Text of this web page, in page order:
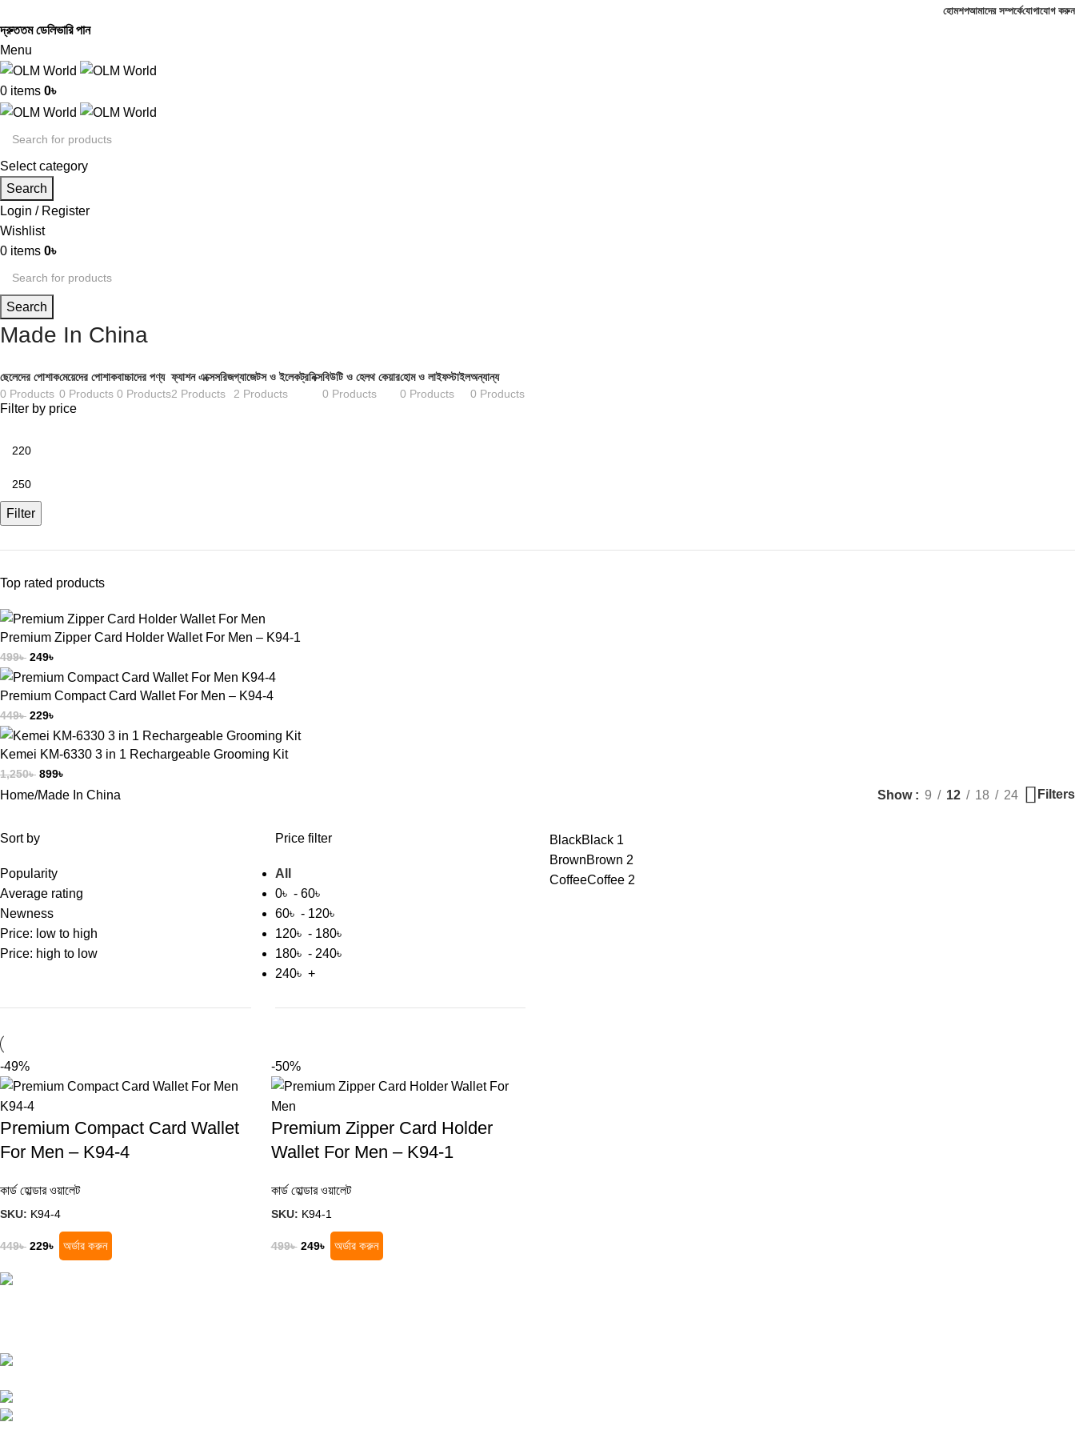
হোমশপআমাদের সম্পর্কেযোগাযোগ করুন
দ্রুততম ডেলিভারি পান
Menu
0 items 0৳
Select category
Search
Login / Register
Wishlist
0 items 0৳
Search
Made In China
ছেলেদের পোশাক
0 Products
মেয়েদের পোশাক
0 Products
বাচ্চাদের পণ্য
0 Products
ফ্যাশন এক্সেসরিজ
2 Products
গ্যাজেটস ও ইলেকট্রনিক্স
2 Products
বিউটি ও হেলথ কেয়ার
0 Products
হোম ও লাইফস্টাইল
0 Products
অন্যান্য
0 Products
Filter by price
Filter
Top rated products
Premium Zipper Card Holder Wallet For Men – K94-1
499৳ 249৳
Premium Compact Card Wallet For Men – K94-4
449৳ 229৳
Kemei KM-6330 3 in 1 Rechargeable Grooming Kit
1,250৳ 899৳
Home Made In China Show 9 12 18 24 Filters
Sort by
Popularity
Average rating
Newness
Price: low to high
Price: high to low
Price filter
All
0৳ - 60৳
60৳ - 120৳
120৳ - 180৳
180৳ - 240৳
240৳ +
BlackBlack 1
BrownBrown 2
CoffeeCoffee 2
-49%
Premium Compact Card Wallet
For Men – K94-4
কার্ড হোল্ডার ওয়ালেট
SKU: K94-4
449৳ 229৳ অর্ডার করুন
-50%
Premium Zipper Card Holder
Wallet For Men – K94-1
কার্ড হোল্ডার ওয়ালেট
SKU: K94-1
499৳ 249৳ অর্ডার করুন